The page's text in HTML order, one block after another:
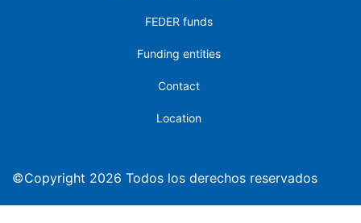
FEDER funds
Funding entities
Contact
Location
©Copyright 2026 Todos los derechos reservados